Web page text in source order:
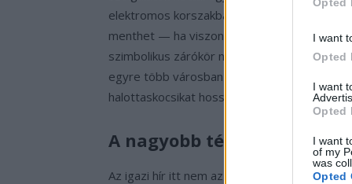
I want
Opted
I want
Opted
I want
of my
was
Opted
elektromos korszakban. A jelenlegi átállás
menthet — ha viszont mégsem sikerül, az
szimbolikus zárókör nem csak
egyre több városban szembesülnek olyan
halottaskocsikat hosszabb távon
A nagyobb tét: a
Az igazi hír itt nem az egyetlen átalakító cég